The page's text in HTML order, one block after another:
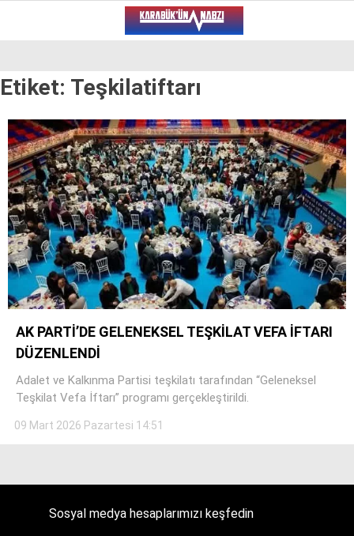
29°
VİDEO YAZARLAR
ALT MANŞET
GÜNCEL
BÖLGEDEN
GENEL
SPOR
SERVISLER
Etiket: Teşkilatiftarı
AK PARTİ’DE GELENEKSEL TEŞKİLAT VEFA İFTARI
DÜZENLENDİ
Adalet ve Kalkınma Partisi teşkilatı tarafından “Geleneksel
Teşkilat Vefa İftarı” programı gerçekleştirildi.
09 Mart 2026 Pazartesi 14:51
Sosyal medya hesaplarımızı keşfedin